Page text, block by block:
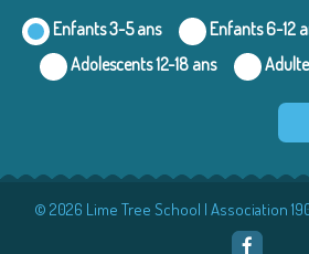
Enfants 3-5 ans
Enfants 6-12
Adolescents 12-18 ans
© 2026 Lime Tree School | Association